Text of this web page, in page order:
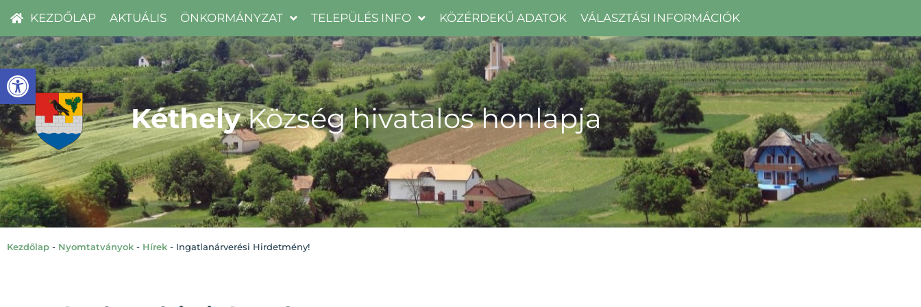
Eszköztár megnyitása
KEZDŐLAP AKTUÁLIS ÖNKORMÁNYZAT TELEPÜLÉS INFO KÖZÉRDEKŰ ADATOK VÁLASZTÁSI INFORMÁCIÓK
Kéthely Község hivatalos honlapja
Kezdőlap - Nyomtatványok - Hírek - Ingatlanárverési Hirdetmény!